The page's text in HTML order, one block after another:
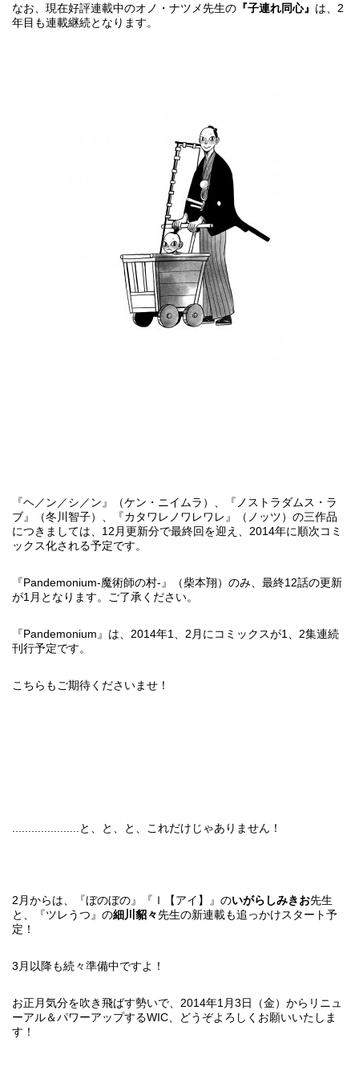
なお、現在好評連載中のオノ・ナツメ先生の 『子連れ同心』 は、2
年目も連載継続となります。
『ヘ／ン／シ／ン』 （ケン・ニイムラ）、
『ノストラダムス・ラ
ブ』
（冬川智子）、 『カタワレノワレワレ』
（ノッツ）の三作品
につきましては、12月更新分で最終回を迎え、2014年に順次コミ
ックス化される予定です。
『Pandemonium-魔術師の村-』
（柴本翔）のみ、最終12話の更新
が1月となります。ご了承ください。
『Pandemonium』は、2014年1、2月にコミックスが1、2集連続
刊行予定です。
こちらもご期待くださいませ！
.....................と、と、と、これだけじゃありません！
2月からは、『ぼのぼの』 『Ｉ【アイ】』 のいがらしみきお先生
と、『ツレうつ』の細川貂々先生の新連載も追っかけスタート予
定！
3月以降も続々準備中ですよ！
お正月気分を吹き飛ばす勢いで、2014年1月3日（金）からリニュ
ーアル＆パワーアップするWIC、どうぞよろしくお願いいたしま
す！